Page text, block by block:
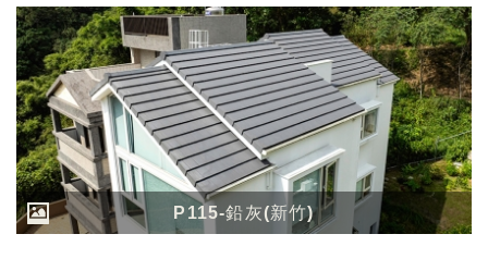
P115-鉛灰(新竹)